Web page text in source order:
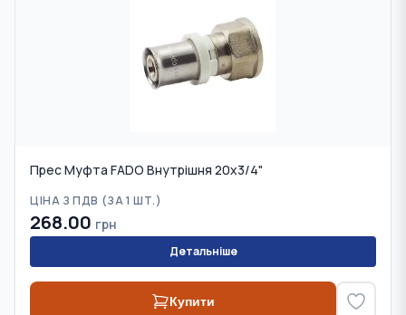
Прес Муфта FADO Внутрішня 20х3/4"
ЦІНА З ПДВ (ЗА 1 ШТ.)
268.00 грн
Детальніше
Купити